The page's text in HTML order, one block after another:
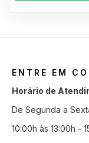
ENTRE EM
Horário de
De Segunda a
10:00h às 13:00h -